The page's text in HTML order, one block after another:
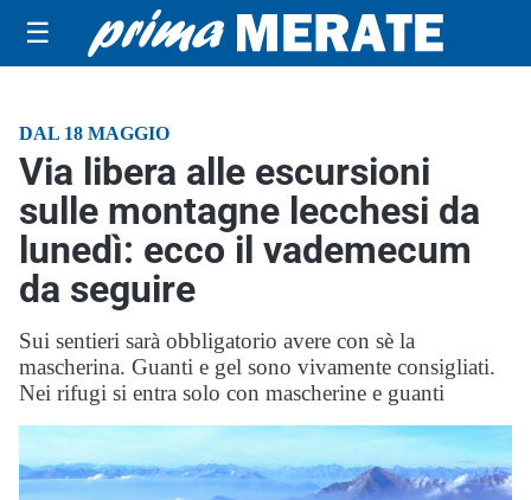
☰
DAL 18 MAGGIO
Via libera alle escursioni
sulle montagne lecchesi da
lunedì: ecco il vademecum
da seguire
Sui sentieri sarà obbligatorio avere con sè la
mascherina. Guanti e gel sono vivamente consigliati.
Nei rifugi si entra solo con mascherine e guanti